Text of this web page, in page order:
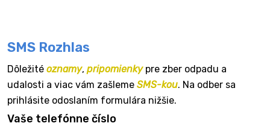
SMS Rozhlas
Dôležité oznamy, pripomienkypre zber odpadu a
udalosti a viac vám zašleme SMS-kou. Na odber sa
prihlásite odoslaním formulára nižšie.
Vaše telefónne číslo